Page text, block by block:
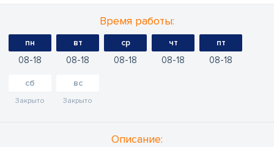
Время работы:
пн
08 18
вт
08 18
ср
08 18
чт
08 18
пт
08 18
сб
Закрыто
вс
Закрыто
Oписание: